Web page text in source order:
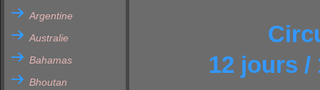
Argentine
Australie
Bahamas
Bhoutan
12 jours /